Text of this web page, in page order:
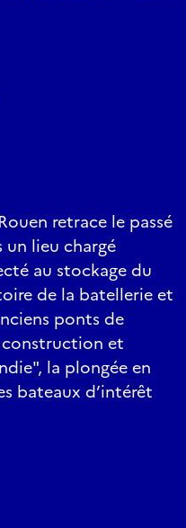
retrace le passé
lieu chargé
au stockage du
de la batellerie et
ponts de
et
la plongée en
bateaux d’intérêt